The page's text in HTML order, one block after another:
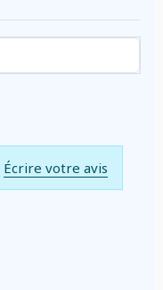
Écrire votre avis